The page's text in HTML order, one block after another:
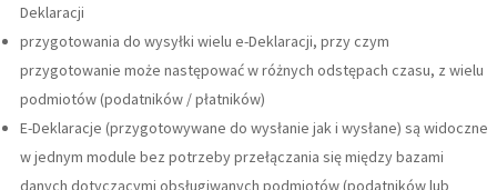
Deklaracji
przygotowania do wysyłki wielu e-Deklaracji, przy czym
przygotowanie może następować w różnych odstępach czasu, z wielu
podmiotów (podatników / płatników)
E-Deklaracje (przygotowywane do wysłanie jak i wysłane) są widoczne
w jednym module bez potrzeby przełączania się między bazami
danych dotyczącymi obsługiwanych podmiotów (podatników lub